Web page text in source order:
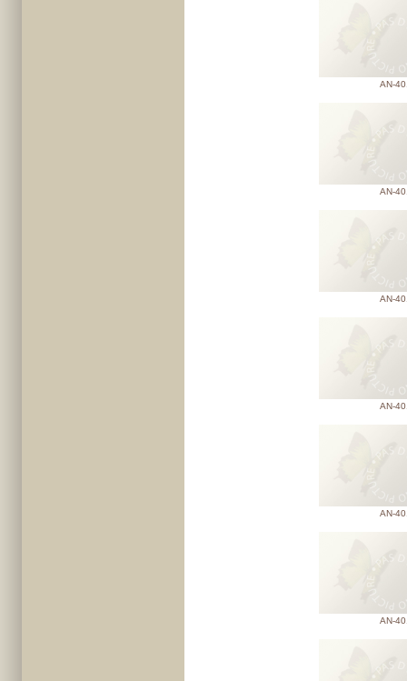
AN-
AN-
AN-
AN-
AN-
AN-